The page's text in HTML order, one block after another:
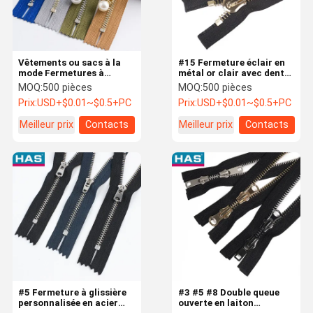
A Propos De
#15 Fermeture éclair en
métal or clair avec dents
suisses et extrémité
ouverte pour vêtement
MOQ:500 pièces
Prix:USD+$0.01~$0.5+PC
Meilleur prix
Contacts
Vêtements ou sacs à la
mode Fermetures à
glissière perles très
brillantes Pendants à
corde
MOQ:500 pièces
Prix:USD+$0.01~$0.5+PC
Meilleur prix
Contacts
#3 #5 #8 Double queue
ouverte en laiton
#5 Fermeture à glissière
personnalisée en acier